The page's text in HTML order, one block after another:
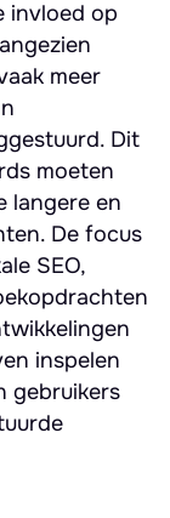
invloed op
meer
Dit
moeten
langere en
De focus
SEO,
inspelen
gebruikers